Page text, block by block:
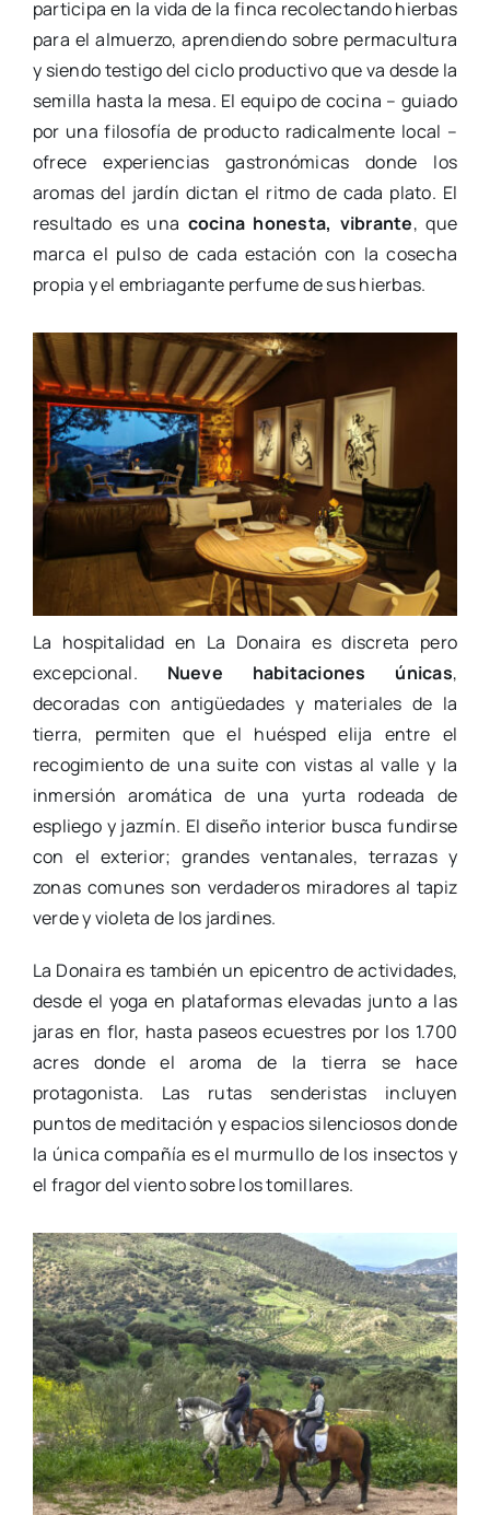
participa en la vida de la finca recolectando hierbas
para el almuerzo, aprendiendo sobre permacultura
y siendo testigo del ciclo productivo que va desde la
semilla hasta la mesa. El equipo de cocina – guiado
por una filosofía de producto radicalmente local –
ofrece experiencias gastronómicas donde los
aromas del jardín dictan el ritmo de cada plato. El
resultado es una cocina honesta, vibrante, que
marca el pulso de cada estación con la cosecha
propia y el embriagante perfume de sus hierbas.
La hospitalidad en La Donaira es discreta pero
excepcional. Nueve habitaciones únicas,
decoradas con antigüedades y materiales de la
tierra, permiten que el huésped elija entre el
recogimiento de una suite con vistas al valle y la
inmersión aromática de una yurta rodeada de
espliego y jazmín. El diseño interior busca fundirse
con el exterior; grandes ventanales, terrazas y
zonas comunes son verdaderos miradores al tapiz
verde y violeta de los jardines.
La Donaira es también un epicentro de actividades,
desde el yoga en plataformas elevadas junto a las
jaras en flor, hasta paseos ecuestres por los 1.700
acres donde el aroma de la tierra se hace
protagonista. Las rutas senderistas incluyen
puntos de meditación y espacios silenciosos donde
la única compañía es el murmullo de los insectos y
el fragor del viento sobre los tomillares.